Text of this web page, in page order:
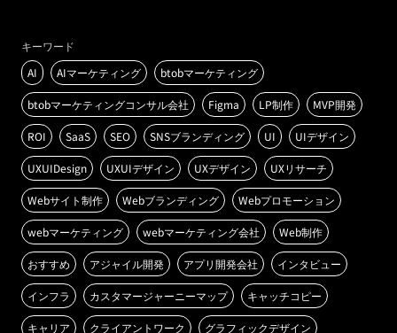
キーワード
AI
AIマーケティング btobマーケティング
btobマーケティングコンサル会社 Figma LP制作 MVP開発
ROI SaaS SEO SNSブランディング UI UIデザイン
UXUIDesign UXUIデザイン UXデザイン UXリサーチ
Webサイト制作 Webブランディング Webプロモーション
webマーケティング webマーケティング会社 Web制作
おすすめ アジャイル開発 アプリ開発会社 インタビュー
インフラ カスタマージャーニーマップ キャッチコピー
キャリア クライアントワーク グラフィックデザイン